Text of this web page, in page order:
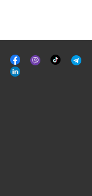
မျက်နှာစာ
အုပ်
Viber Tik
Tok
နှင့်
ဆက်စပ်